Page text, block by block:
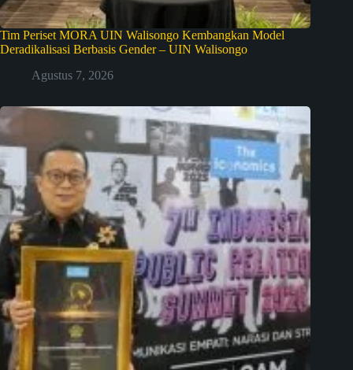
Tim Periset MORA UIN Walisongo Kembangkan Model
Deradikalisasi Berbasis Gender – UIN Walisongo
Agustus 7, 2026